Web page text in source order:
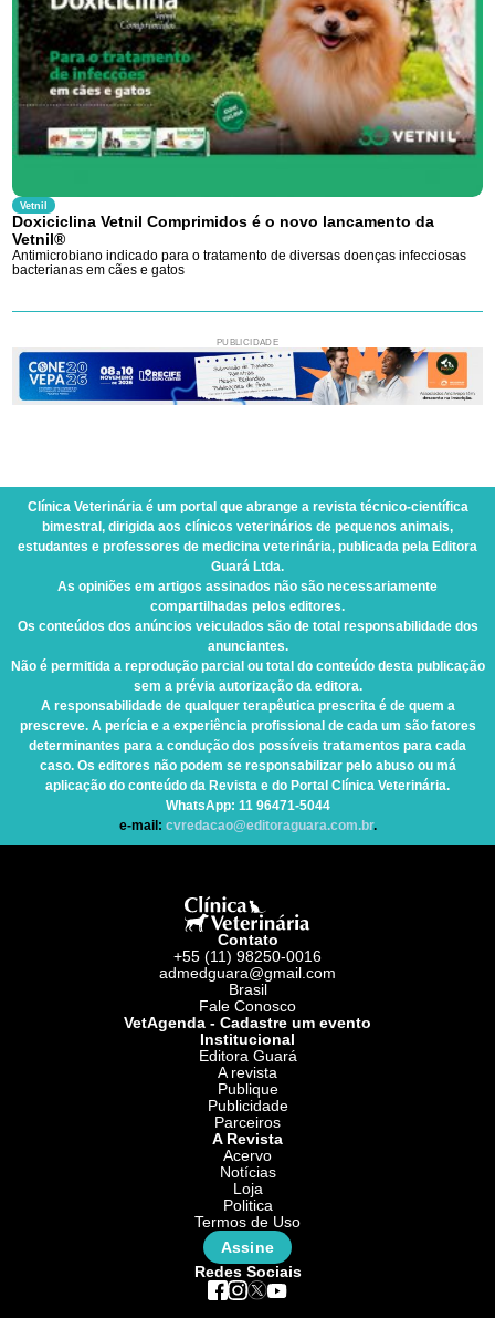
Vetnil
Doxiciclina Vetnil Comprimidos é o novo lancamento da
Vetnil®
Antimicrobiano indicado para o tratamento de diversas doenças infecciosas
bacterianas em cães e gatos
PUBLICIDADE
Clínica Veterinária é um portal que abrange a revista técnico-científica
bimestral, dirigida aos clínicos veterinários de pequenos animais,
estudantes e professores de medicina veterinária, publicada pela Editora
Guará Ltda.
As opiniões em artigos assinados não são necessariamente
compartilhadas pelos editores.
Os conteúdos dos anúncios veiculados são de total responsabilidade dos
anunciantes.
Não é permitida a reprodução parcial ou total do conteúdo desta publicação
sem a prévia autorização da editora.
A responsabilidade de qualquer terapêutica prescrita é de quem a
prescreve. A perícia e a experiência profissional de cada um são fatores
determinantes para a condução dos possíveis tratamentos para cada
caso. Os editores não podem se responsabilizar pelo abuso ou má
aplicação do conteúdo da Revista e do Portal Clínica Veterinária.
WhatsApp: 11 96471-5044
e-mail: cvredacao@editoraguara.com.br.
Contato
+55 (11) 98250-0016
admedguara@gmail.com
Brasil
Fale Conosco
VetAgenda - Cadastre um evento
Institucional
Editora Guará
A revista
Publique
Publicidade
Parceiros
A Revista
Acervo
Notícias
Loja
Politica
Termos de Uso
Assine
Redes Sociais